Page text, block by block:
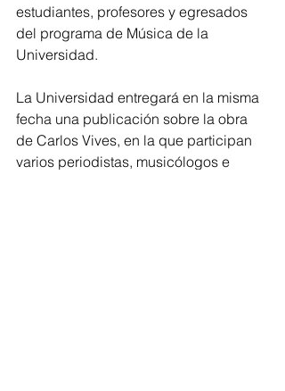
estudiantes, profesores y egresados
del programa de Música de la
Universidad.
La Universidad entregará en la misma
fecha una publicación sobre la obra
de Carlos Vives, en la que participan
varios periodistas, musicólogos e